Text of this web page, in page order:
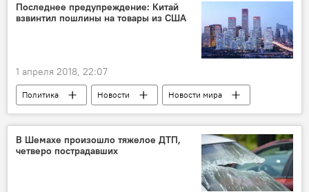
Последнее предупреждение: Китай
взвинтил пошлины на товары из США
1 апреля 2018, 22:07
Политика Новости
Новости мира
Экономика
Китай
США
Пошлины
В Шемахе произошло тяжелое ДТП,
четверо пострадавших